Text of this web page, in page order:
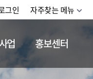
그인 자주찾는 메뉴
업 홍보센터